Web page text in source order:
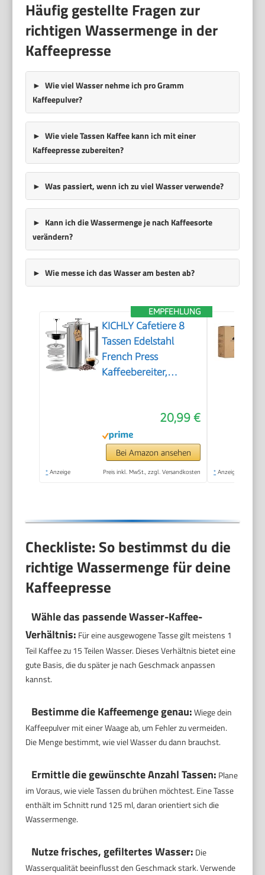
Häufig gestellte Fragen zur
richtigen Wassermenge in der
Kaffeepresse
Wie viel Wasser nehme ich pro Gramm
Kaffeepulver?
Wie viele Tassen Kaffee kann ich mit einer
Kaffeepresse zubereiten?
Was passiert, wenn ich zu viel Wasser verwende?
Kann ich die Wassermenge je nach Kaffeesorte
verändern?
Wie messe ich das Wasser am besten ab?
EMPFEHLUNG
KICHLY Cafetiere 8
Tassen Edelstahl
French Press
Kaffeebereiter,
Filtrationssystem –
Doppelwandig
Isolierte Kaffettiere
mit 1 Extra Filter –
20,99 €
Bei Amazon ansehen
* Anzeige Preis inkl. MwSt., zzgl. Versandkosten * Anzeige
Checkliste: So bestimmst du die
richtige Wassermenge für deine
Kaffeepresse
Wähle das passende Wasser-Kaffee-
Verhältnis: Für eine ausgewogene Tasse gilt meistens 1
Teil Kaffee zu 15 Teilen Wasser. Dieses Verhältnis bietet eine
gute Basis, die du später je nach Geschmack anpassen
kannst.
Bestimme die Kaffeemenge genau:Wiege dein
Kaffeepulver mit einer Waage ab, um Fehler zu vermeiden.
Die Menge bestimmt, wie viel Wasser du dann brauchst.
Ermittle die gewünschte Anzahl Tassen: Plane
im Voraus, wie viele Tassen du brühen möchtest. Eine Tasse
enthält im Schnitt rund 125 ml, daran orientiert sich die
Wassermenge.
Nutze frisches, gefiltertes Wasser: Die
Wasserqualität beeinflusst den Geschmack stark. Verwende